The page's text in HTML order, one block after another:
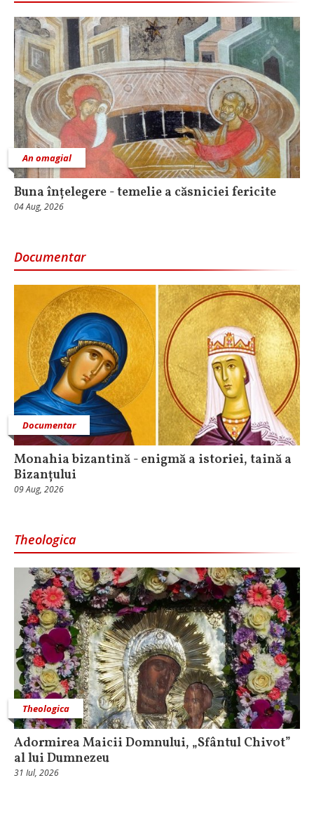
An omagial
Buna înțelegere - temelie a căsniciei fericite
04 Aug, 2026
Documentar
Documentar
Monahia bizantină - enigmă a istoriei, taină a
Bizanțului
09 Aug, 2026
Theologica
Theologica
Adormirea Maicii Domnului, „Sfântul Chivot”
al lui Dumnezeu
31 Iul, 2026